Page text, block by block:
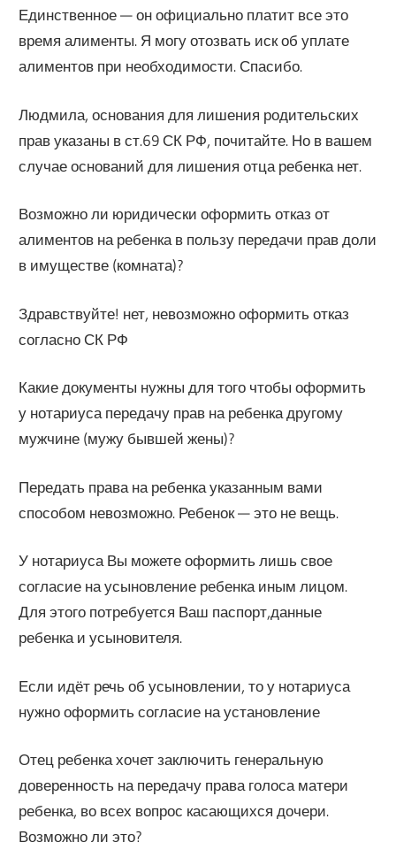
Единственное — он официально платит все это
время алименты. Я могу отозвать иск об уплате
алиментов при необходимости. Спасибо.
Людмила, основания для лишения родительских
прав указаны в ст.69 СК РФ, почитайте. Но в вашем
случае оснований для лишения отца ребенка нет.
Возможно ли юридически оформить отказ от
алиментов на ребенка в пользу передачи прав доли
в имуществе (комната)?
Здравствуйте! нет, невозможно оформить отказ
согласно СК РФ
Какие документы нужны для того чтобы оформить
у нотариуса передачу прав на ребенка другому
мужчине (мужу бывшей жены)?
Передать права на ребенка указанным вами
способом невозможно. Ребенок — это не вещь.
У нотариуса Вы можете оформить лишь свое
согласие на усыновление ребенка иным лицом.
Для этого потребуется Ваш паспорт,данные
ребенка и усыновителя.
Если идёт речь об усыновлении, то у нотариуса
нужно оформить согласие на установление
Отец ребенка хочет заключить генеральную
доверенность на передачу права голоса матери
ребенка, во всех вопрос касающихся дочери.
Возможно ли это?